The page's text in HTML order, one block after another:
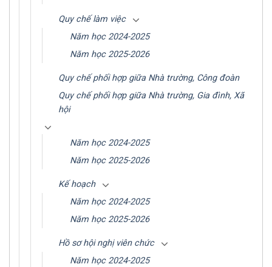
Quy chế làm việc
Năm học 2024-2025
Năm học 2025-2026
Quy chế phối hợp giữa Nhà trường, Công đoàn
Quy chế phối hợp giữa Nhà trường, Gia đình, Xã
hội
Năm học 2024-2025
Năm học 2025-2026
Kế hoạch
Năm học 2024-2025
Năm học 2025-2026
Hồ sơ hội nghị viên chức
Năm học 2024-2025